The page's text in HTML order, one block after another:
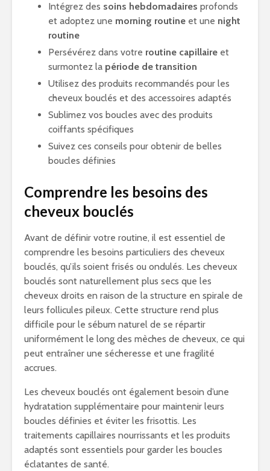
Intégrez des soins hebdomadaires profonds
et adoptez une morning routine et une night
routine
Persévérez dans votre routine capillaire et
surmontez la période de transition
Utilisez des produits recommandés pour les
cheveux bouclés et des accessoires adaptés
Sublimez vos boucles avec des produits
coiffants spécifiques
Suivez ces conseils pour obtenir de belles
boucles définies
Comprendre les besoins des
cheveux bouclés
Avant de définir votre routine, il est essentiel de
comprendre les besoins particuliers des cheveux
bouclés, qu’ils soient frisés ou ondulés. Les cheveux
bouclés sont naturellement plus secs que les
cheveux droits en raison de la structure en spirale de
leurs follicules pileux. Cette structure rend plus
difficile pour le sébum naturel de se répartir
uniformément le long des mèches de cheveux, ce qui
peut entraîner une sécheresse et une fragilité
accrues.
Les cheveux bouclés ont également besoin d’une
hydratation supplémentaire pour maintenir leurs
boucles définies et éviter les frisottis. Les
traitements capillaires nourrissants et les produits
adaptés sont essentiels pour garder les boucles
éclatantes de santé.